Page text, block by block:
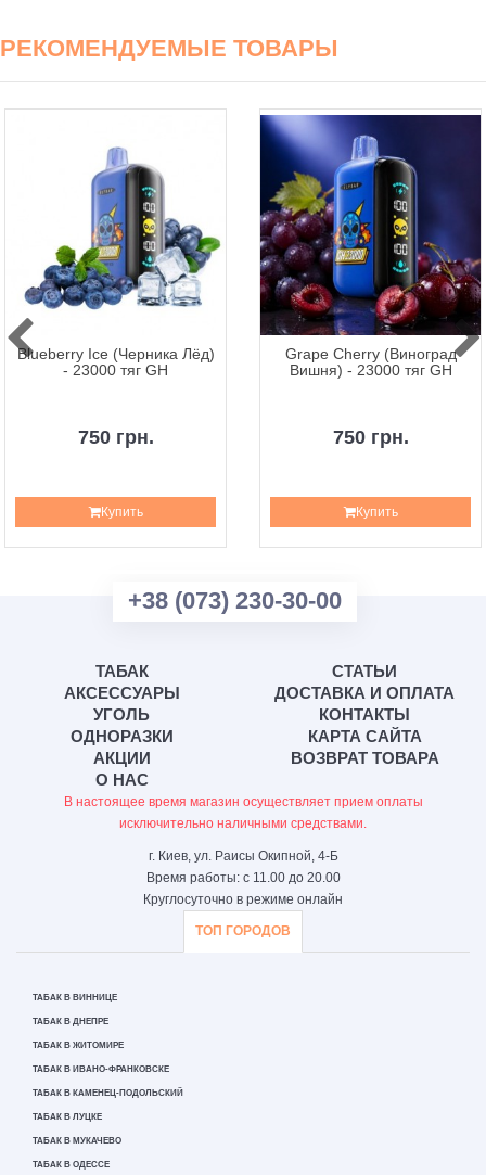
РЕКОМЕНДУЕМЫЕ ТОВАРЫ
Blueberry Ice (Черника Лёд)
- 23000 тяг GH
750 грн.
Купить
Grape Cherry (Виноград
Вишня) - 23000 тяг GH
750 грн.
Купить
+38 (073) 230-30-00
ТАБАК
АКСЕССУАРЫ
УГОЛЬ
ОДНОРАЗКИ
АКЦИИ
О НАС
СТАТЬИ
ДОСТАВКА И ОПЛАТА
КОНТАКТЫ
КАРТА САЙТА
ВОЗВРАТ ТОВАРА
В настоящее время магазин осуществляет прием оплаты
исключительно наличными средствами.
г. Киев, ул. Раисы Окипной, 4-Б
Время работы: с 11.00 до 20.00
Круглосуточно в режиме онлайн
ТОП ГОРОДОВ
ТАБАК В ВИННИЦЕ
ТАБАК В ДНЕПРЕ
ТАБАК В ЖИТОМИРЕ
ТАБАК В ИВАНО-ФРАНКОВСКЕ
ТАБАК В КАМЕНЕЦ-ПОДОЛЬСКИЙ
ТАБАК В ЛУЦКЕ
ТАБАК В МУКАЧЕВО
ТАБАК В ОДЕССЕ